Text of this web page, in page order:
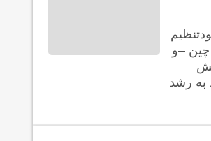
بازارها خودتنظیم
چین –و
به رشد